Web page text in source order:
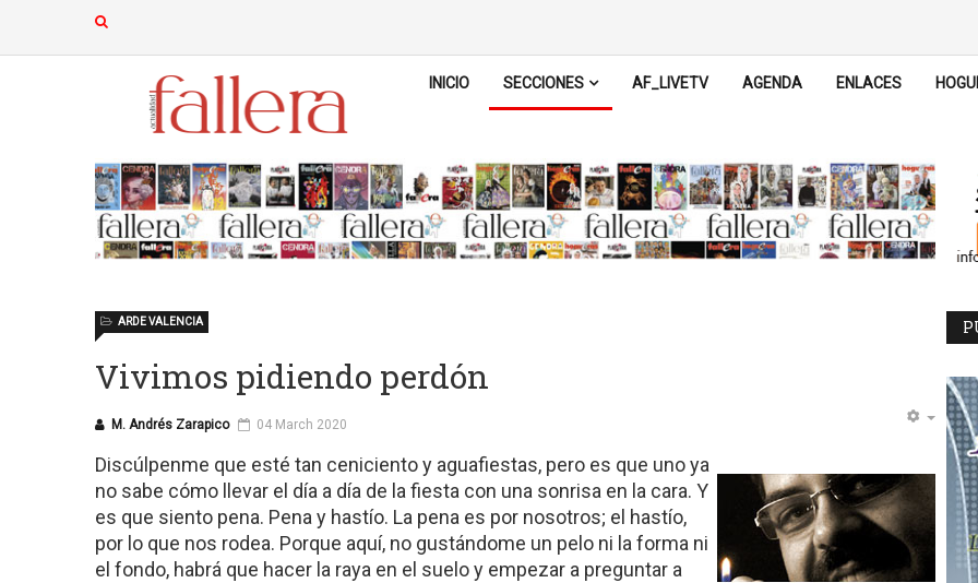
INICIO SECCIONES AF_LIVETV AGENDA ENLACES
Vivimos pidiendo perdón
M. Andrés Zarapico
ARDE VALENCIA
04 March 2020
Discúlpenme que esté tan ceniciento y aguafiestas, pero es que uno ya
no sabe cómo llevar el día a día de la fiesta con una sonrisa en la cara. Y
es que siento pena. Pena y hastío. La pena es por nosotros; el hastío,
por lo que nos rodea. Porque aquí, no gustándome un pelo ni la forma ni
el fondo, habrá que hacer la raya en el suelo y empezar a preguntar a